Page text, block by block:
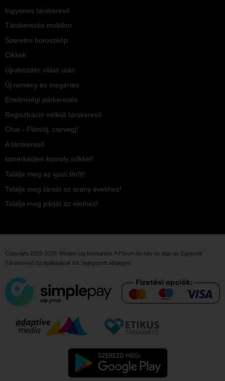
Ingyenes társkereső
Társkeresés mobilon
Szerelmi horoszkóp
Cikkek
Újrakezdés válás után
Új remény és megértés
Értelmiségi párkeresés
Regisztráció nélküli társkereső
Chat - Flörtölj, csevegj!
A társkereső
Ismerkedjen komoly nőkkel!
Találja meg az igazi férfit!
Találja meg társát az arany évekhez!
Találja meg párját az élethez!
Copyright 2003-2026. Minden jog fenntartva. A Párom.hu név és logo az Egyesült
Társkereső Szolgáltatások Kft.
bejegyzett védjegye.